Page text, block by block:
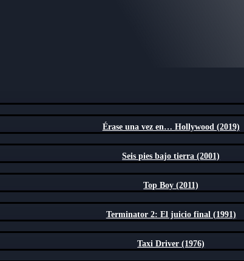
Érase una vez en… Hollywood (2019)
Seis pies bajo tierra (2001)
Top Boy (2011)
Terminator 2: El juicio final (1991)
Taxi Driver (1976)